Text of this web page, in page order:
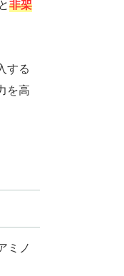
非架
する
を高
ミノ